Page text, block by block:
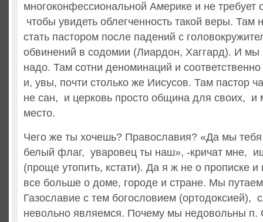
многоконфессиональной Америке и не требует
чтобы увидеть облегченность такой веры. Там
стать пастором после падений с
обвинений в содомии (Лиардон, Хаггард). И мы
надо. Там сотни деноминаций и
и, увы, почти столько же Иисусов. Там пастор
не сан, и церковь просто община для своих, и
место.
Чего же ты хочешь? Православия? «Да мы
белый флаг, уваровец ты наш», -кричат мне,
(проще утопить, кстати). Да я ж не о прописке
все больше о доме, городе и стране. Мы
Газославие с тем богословием (ортодоксией),
невольно являемся. Почему мы недовольны